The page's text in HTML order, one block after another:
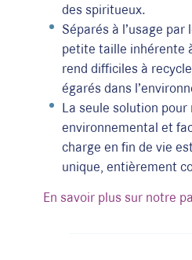
des spiritueux.
Séparés à l’usage
petite taille inhérente
rend difficiles à
égarés dans
La seule solution
environnemental et
charge en fin de vie
unique, entièrement
En savoir plus sur notre